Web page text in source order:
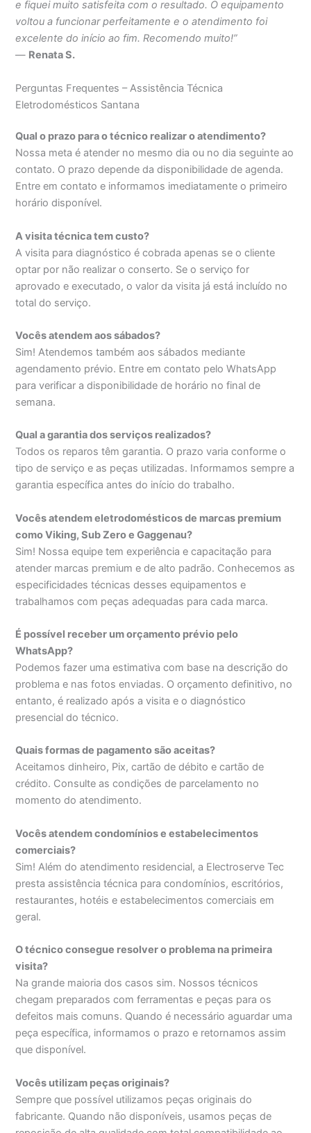
e fiquei muito satisfeita com o resultado. O equipamento
voltou a funcionar perfeitamente e o atendimento foi
excelente do início ao fim. Recomendo muito!”
— Renata S.
Perguntas Frequentes – Assistência Técnica
Eletrodomésticos Santana
Qual o prazo para o técnico realizar o atendimento?
Nossa meta é atender no mesmo dia ou no dia seguinte ao
contato. O prazo depende da disponibilidade de agenda.
Entre em contato e informamos imediatamente o primeiro
horário disponível.
A visita técnica tem custo?
A visita para diagnóstico é cobrada apenas se o cliente
optar por não realizar o conserto. Se o serviço for
aprovado e executado, o valor da visita já está incluído no
total do serviço.
Vocês atendem aos sábados?
Sim! Atendemos também aos sábados mediante
agendamento prévio. Entre em contato pelo WhatsApp
para verificar a disponibilidade de horário no final de
semana.
Qual a garantia dos serviços realizados?
Todos os reparos têm garantia. O prazo varia conforme o
tipo de serviço e as peças utilizadas. Informamos sempre a
garantia específica antes do início do trabalho.
Vocês atendem eletrodomésticos de marcas premium
como Viking, Sub Zero e Gaggenau?
Sim! Nossa equipe tem experiência e capacitação para
atender marcas premium e de alto padrão. Conhecemos as
especificidades técnicas desses equipamentos e
trabalhamos com peças adequadas para cada marca.
É possível receber um orçamento prévio pelo
WhatsApp?
Podemos fazer uma estimativa com base na descrição do
problema e nas fotos enviadas. O orçamento definitivo, no
entanto, é realizado após a visita e o diagnóstico
presencial do técnico.
Quais formas de pagamento são aceitas?
Aceitamos dinheiro, Pix, cartão de débito e cartão de
crédito. Consulte as condições de parcelamento no
momento do atendimento.
Vocês atendem condomínios e estabelecimentos
comerciais?
Sim! Além do atendimento residencial, a Electroserve Tec
presta assistência técnica para condomínios, escritórios,
restaurantes, hotéis e estabelecimentos comerciais em
geral.
O técnico consegue resolver o problema na primeira
visita?
Na grande maioria dos casos sim. Nossos técnicos
chegam preparados com ferramentas e peças para os
defeitos mais comuns. Quando é necessário aguardar uma
peça específica, informamos o prazo e retornamos assim
que disponível.
Vocês utilizam peças originais?
Sempre que possível utilizamos peças originais do
fabricante. Quando não disponíveis, usamos peças de